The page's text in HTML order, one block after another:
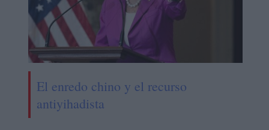
El enredo chino y el recurso
antiyihadista